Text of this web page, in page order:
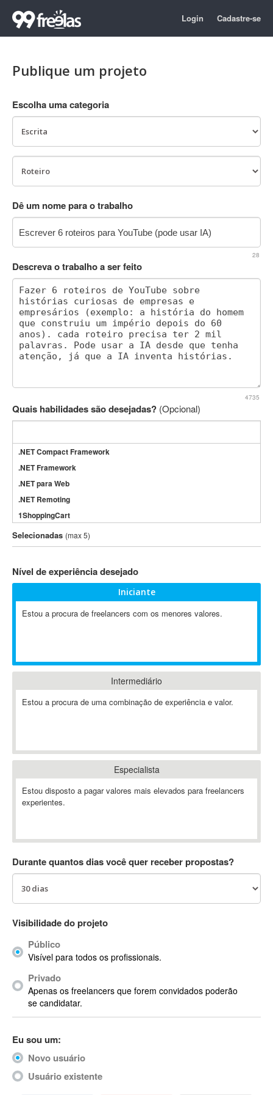
Login Cadastre-se
Publique um projeto
Escolha uma categoria
Dê um nome para o trabalho
28
Descreva o trabalho a ser feito
4735
Quais habilidades são desejadas? (Opcional)
.NET Compact Framework
.NET Framework
.NET para Web
.NET Remoting
1ShoppingCart
3DS Max
3GSM
802.11
A-GPS
ABAP
Abaqus
ABBYY FineReader
Ableton
Ableton Push
Abstract
AC3
ACID Pro
ACPI
Acrobat
Acrobat X
Acronis
ACT
Actimize
ActionScript
ActionScript 3
Selecionadas (max 5)
Nível de experiência desejado
Iniciante
Estou a procura de freelancers com os menores valores.
Intermediário
Estou a procura de uma combinação de experiência e valor.
Especialista
Estou disposto a pagar valores mais elevados para freelancers
experientes.
Durante quantos dias você quer receber propostas?
Visibilidade do projeto
Público
Visível para todos os profissionais.
Privado
Apenas os freelancers que forem convidados poderão
se candidatar.
Eu sou um:
Novo usuário
Usuário existente